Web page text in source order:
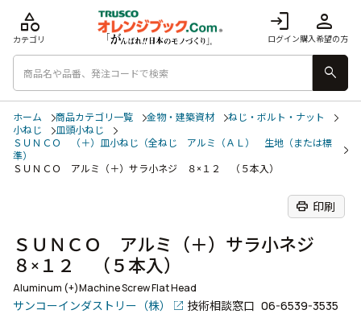
login
ログイン
person
購入希望の方
category
カテゴリ
search
ホーム 商品カテゴリ一覧 金物・建築資材
ねじ・ボルト・ナット
小ねじ
皿頭小ねじ
ＳＵＮＣＯ （＋）皿小ねじ（全ねじ アルミ（ＡＬ） 生地（または標
準）
ＳＵＮＣＯ アルミ（＋）サラ小ネジ ８×１２ （５本入）
print 印刷
ＳＵＮＣＯ アルミ（＋）サラ小ネジ
８×１２ （５本入）
Aluminum (+)Machine Screw Flat Head
サンコーインダストリー（株） 技術相談窓口 06-6539-3535